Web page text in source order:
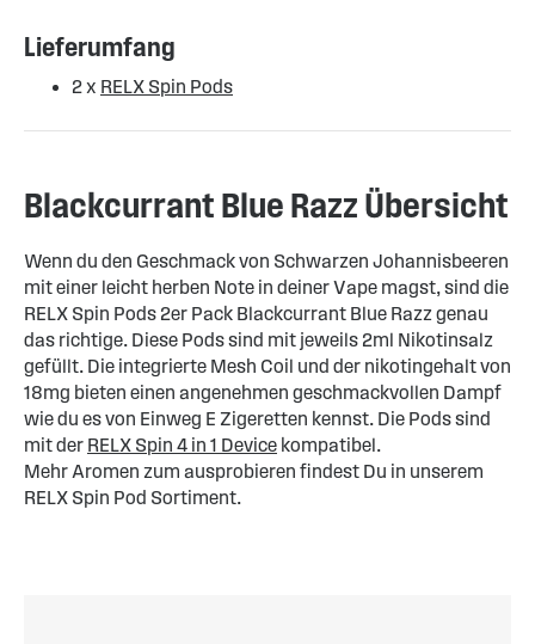
Lieferumfang
2 x RELX Spin Pods
Blackcurrant Blue Razz Übersicht
Wenn du den Geschmack von Schwarzen Johannisbeeren
mit einer leicht herben Note in deiner Vape magst, sind die
RELX Spin Pods 2er Pack Blackcurrant Blue Razz genau
das richtige. Diese Pods sind mit jeweils 2ml Nikotinsalz
gefüllt. Die integrierte Mesh Coil und der nikotingehalt von
18mg bieten einen angenehmen geschmackvollen Dampf
wie du es von Einweg E Zigeretten kennst. Die Pods sind
mit der RELX Spin 4 in 1 Device kompatibel.
Mehr Aromen zum ausprobieren findest Du in unserem
RELX Spin Pod Sortiment.